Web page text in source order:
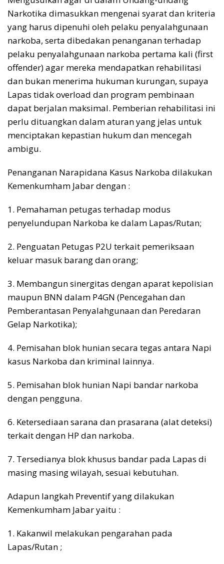
Narkotika dimasukkan mengenai syarat dan kriteria
yang harus dipenuhi oleh pelaku penyalahgunaan
narkoba, serta dibedakan penanganan terhadap
pelaku penyalahgunaan narkoba pertama kali (first
offender) agar mereka mendapatkan rehabilitasi
dan bukan menerima hukuman kurungan, supaya
Lapas tidak overload dan program pembinaan
dapat berjalan maksimal. Pemberian rehabilitasi ini
perlu dituangkan dalam aturan yang jelas untuk
menciptakan kepastian hukum dan mencegah
ambigu.
Penanganan Narapidana Kasus Narkoba dilakukan
Kemenkumham Jabar dengan :
1. Pemahaman petugas terhadap modus
penyelundupan Narkoba ke dalam Lapas/Rutan;
2. Penguatan Petugas P2U terkait pemeriksaan
keluar masuk barang dan orang;
3. Membangun sinergitas dengan aparat kepolisian
maupun BNN dalam P4GN (Pencegahan dan
Pemberantasan Penyalahgunaan dan Peredaran
Gelap Narkotika);
4. Pemisahan blok hunian secara tegas antara Napi
kasus Narkoba dan kriminal lainnya.
5. Pemisahan blok hunian Napi bandar narkoba
dengan pengguna.
6. Ketersediaan sarana dan prasarana (alat deteksi)
terkait dengan HP dan narkoba.
7. Tersedianya blok khusus bandar pada Lapas di
masing masing wilayah, sesuai kebutuhan.
Adapun langkah Preventif yang dilakukan
Kemenkumham Jabar yaitu :
1. Kakanwil melakukan pengarahan pada
Lapas/Rutan ;